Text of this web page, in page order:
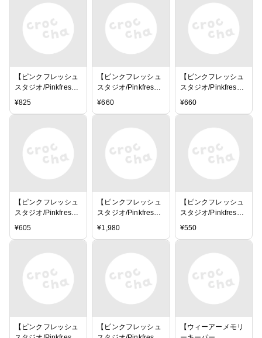
story］Chipboard
frames（5.5×11イン
Chipboard flair
Fabric bows
【ピンクフレッシュ
スタジオ/Pinkfresh
Studio】パフィーア
story］Puffy alpha
stickers （5.5×11イ
ンチ）
¥825
【ピンクフレッシュ
スタジオ/Pinkfresh
Studio】ダイカット
ephemera pack
¥660
【ピンクフレッシュ
スタジオ/Pinkfresh
Studio】ダイカット
Ephemera pack
¥660
【ピンクフレッシュ
スタジオ/Pinkfresh
stickers
¥605
【ピンクフレッシュ
スタジオ/Pinkfresh
ーパーコレクション
favorite story］
¥1,980
【ピンクフレッシュ
スタジオ/Pinkfresh
¥550
【ピンクフレッシュ
【ピンクフレッシュ
【ウィーアーメモリ